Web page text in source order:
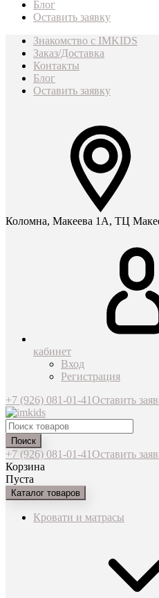
Блог
Оставить заявку
Знакомство с IMKIDS
Заказ/Доставка
Контакты
Блог
Оставить заявку
Коломна, Макеева 1А, ТЦ
кабинет
Вход
Регистрация
+7 (926) 081-01-41Оставить
Поиск
+7 (926) 081-01-41Оставить
Корзина
Пуста
Каталог товаров
Кровати и матрасы